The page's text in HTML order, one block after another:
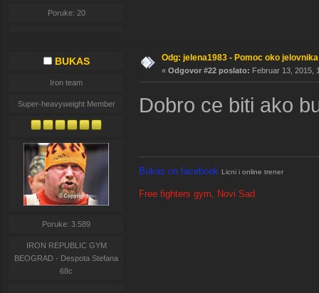
Poruke: 20
BUKAS
Iron team
Super-heavyweight Member
Poruke: 3.589
IRON REPUBLIC GYM
BEOGRAD - Despota Stefana
68c
Odg: jelena1983 - Pomoc oko jelovnika
« Odgovor #22 poslato: Februar 13, 2015,
Dobro ce biti ako
Bukas on facebook Licni i online trener
Free fighters gym, Novi Sad